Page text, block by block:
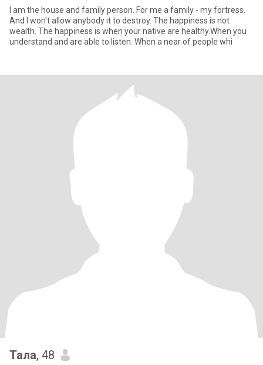
I am the house and family person. For me a family - my fortress.
And I won't allow anybody it to destroy. The happiness is not
wealth. The happiness is when your native are healthy.When you
understand and are able to listen. When a near of people whi
Тала, 48